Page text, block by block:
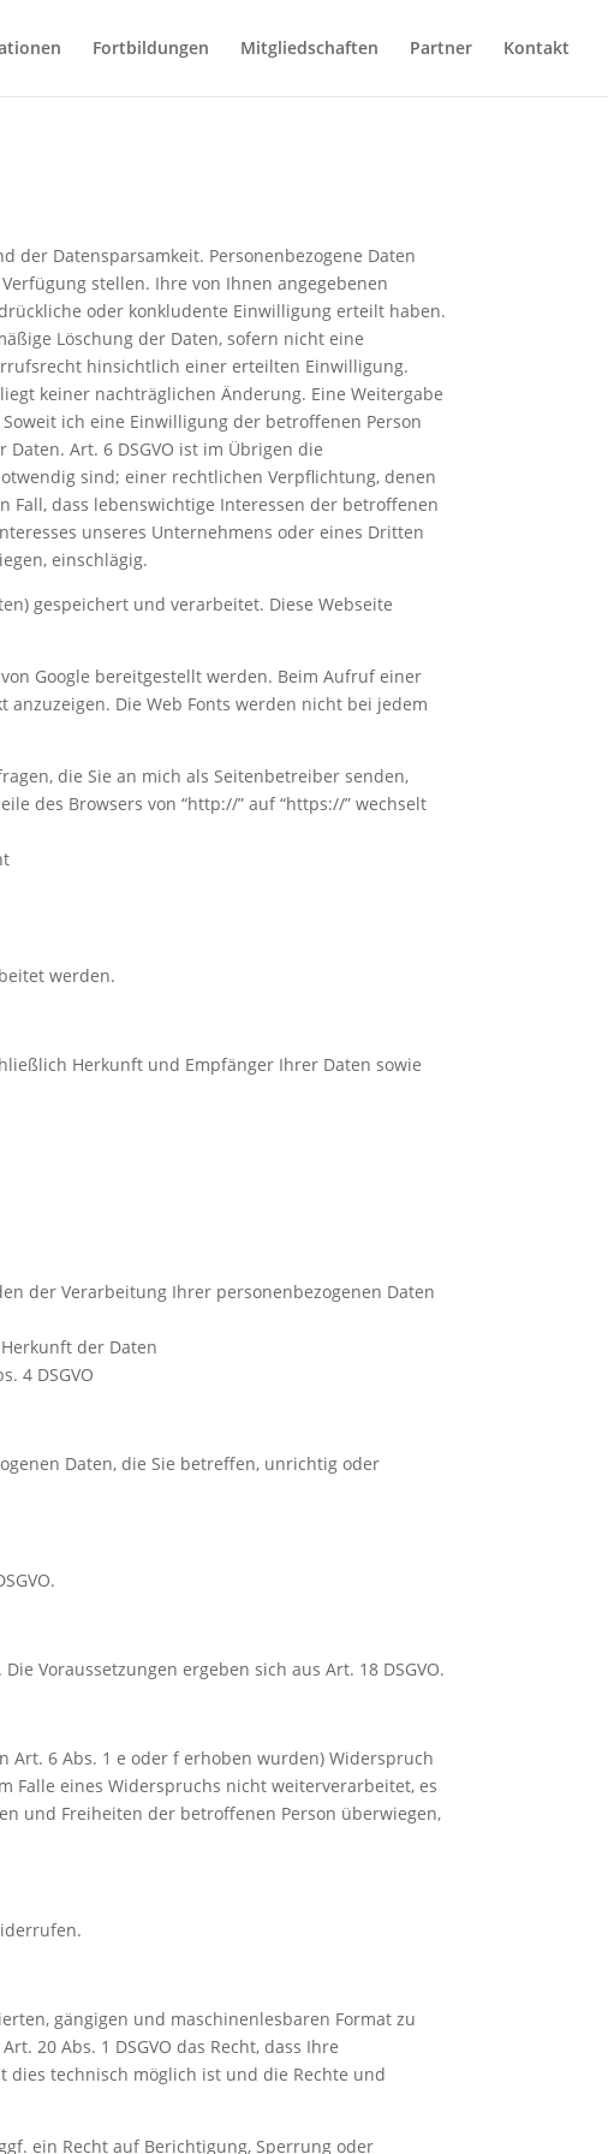
Fortbildungen Mitgliedschaften Partner Kontakt
der Datensparsamkeit. Personenbezogene Daten
stellen. Ihre von Ihnen angegebenen
oder konkludente Einwilligung erteilt haben.
Löschung der Daten, sofern nicht eine
hinsichtlich einer erteilten Einwilligung.
keiner nachträglichen Änderung. Eine Weitergabe
ich eine Einwilligung der betroffenen Person
Art. 6 DSGVO ist im Übrigen die
sind; einer rechtlichen Verpflichtung, denen
dass lebenswichtige Interessen der betroffenen
unseres Unternehmens oder eines Dritten
einschlägig.
gespeichert und verarbeitet. Diese Webseite
Google bereitgestellt werden. Beim Aufruf einer
Die Web Fonts werden nicht bei jedem
die Sie an mich als Seitenbetreiber senden,
des Browsers von “http://” auf “https://” wechselt
werden.
Herkunft und Empfänger Ihrer Daten sowie
der Verarbeitung Ihrer personenbezogenen Daten
der Daten
4 DSGVO
Daten, die Sie betreffen, unrichtig oder
Voraussetzungen ergeben sich aus Art. 18 DSGVO.
Art. 6 Abs. 1 e oder f erhoben wurden) Widerspruch
Falle eines Widerspruchs nicht weiterverarbeitet, es
und Freiheiten der betroffenen Person überwiegen,
gängigen und maschinenlesbaren Format zu
20 Abs. 1 DSGVO das Recht, dass Ihre
technisch möglich ist und die Rechte und
ein Recht auf Berichtigung, Sperrung oder